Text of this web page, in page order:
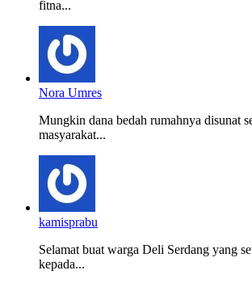
fitna...
Nora Umres
Mungkin dana bedah rumahnya disunat
masyarakat...
kamisprabu
Selamat buat warga Deli Serdang yang
kepada...